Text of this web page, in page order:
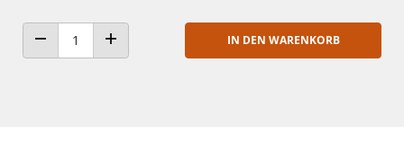
ANZAHL VERRINGERNANZAHL ERHÖHEN
IN DEN WARENKORB